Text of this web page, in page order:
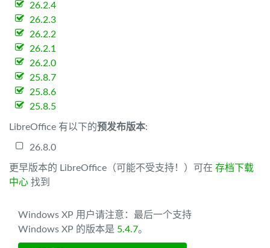
26.2.4
26.2.3
26.2.2
26.2.1
26.2.0
25.8.7
25.8.6
25.8.5
LibreOffice 有以下的预发布版本:
26.8.0
更早版本的 LibreOffice（可能不受支持！）可在 存档下载
中心 找到
Windows XP 用户请注意：最后一个支持
Windows XP 的版本是 5.4.7。